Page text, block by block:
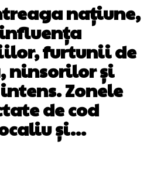
națiune,
furtunii de
ninsorilor și
Zonele
de cod
și…